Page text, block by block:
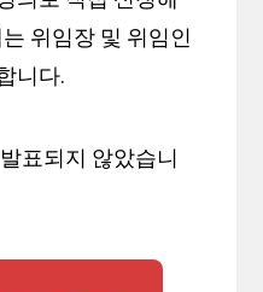
위임장 및 위임인
니다.
표되지 않았습니